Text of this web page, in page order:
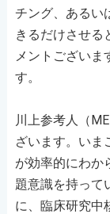
チング、あるい
きるだけさせる
メントございま
す。
川上参考人（
ざいます。いま
が効率的にわか
題意識を持って
に、臨床研究中